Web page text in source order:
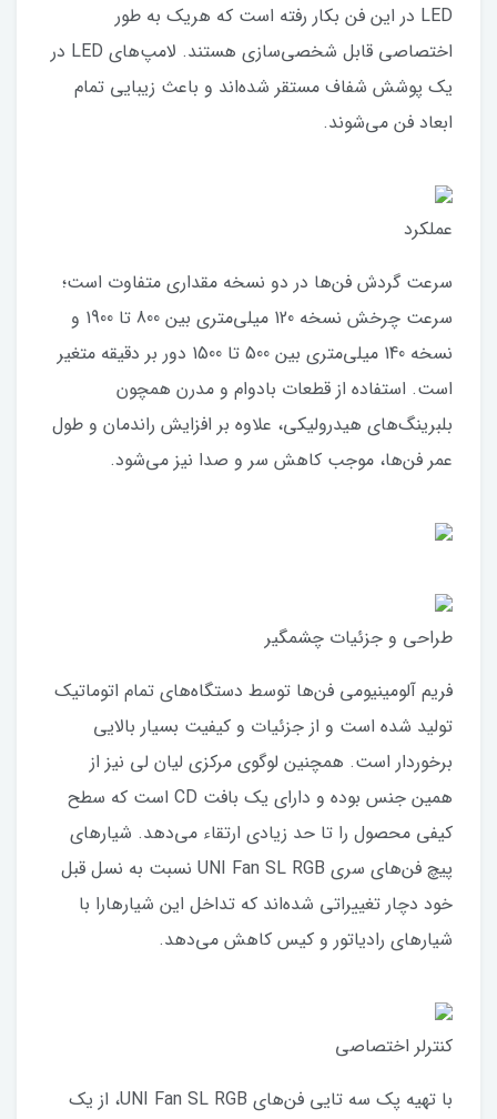
LED در این فن بکار رفته است که هریک به طور
اختصاصی قابل شخصی‌سازی هستند. لامپ‌های LED در
یک پوشش شفاف مستقر شده‌اند و باعث زیبایی تمام
ابعاد فن می‌شوند.
عملکرد
سرعت گردش فن‌ها در دو نسخه مقداری متفاوت است؛
سرعت چرخش نسخه 120 میلی‌متری بین 800 تا 1900 و
نسخه 140 میلی‌متری بین 500 تا 1500 دور بر دقیقه متغیر
است. استفاده از قطعات بادوام و مدرن همچون
بلبرینگ‌های هیدرولیکی، علاوه بر افزایش راندمان و طول
عمر فن‌ها، موجب کاهش سر و صدا نیز می‌شود.
طراحی و جزئیات چشمگیر
فریم آلومینیومی فن‌ها توسط دستگاه‌های تمام اتوماتیک
تولید شده است و از جزئیات و کیفیت بسیار بالایی
برخوردار است. همچنین لوگوی مرکزی لیان لی نیز از
همین جنس بوده و دارای یک بافت CD است که سطح
کیفی محصول را تا حد زیادی ارتقاء می‌دهد. شیارهای
پیچ فن‌های سری UNI Fan SL RGB نسبت به نسل قبل
خود دچار تغییراتی شده‌اند که تداخل این شیارهارا با
شیارهای رادیاتور و کیس کاهش می‌دهد.
کنترلر اختصاصی
با تهیه پک سه تایی فن‌های UNI Fan SL RGB، از یک